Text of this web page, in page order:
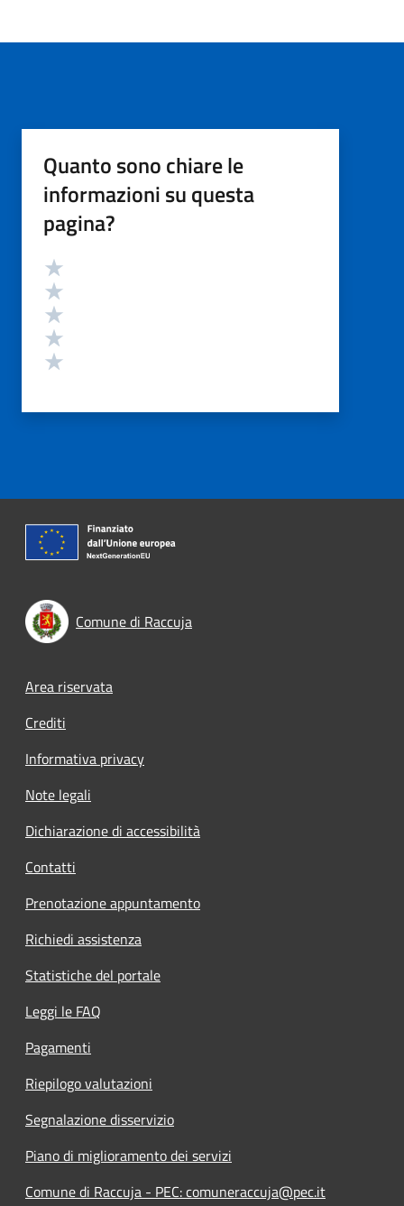
Quanto sono chiare le
informazioni su questa
pagina?
Valutazione
Comune di Raccuja
Footer menu
Area riservata
Crediti
Informativa privacy
Note legali
Dichiarazione di accessibilità
Contatti
Prenotazione appuntamento
Richiedi assistenza
Statistiche del portale
Leggi le FAQ
Pagamenti
Riepilogo valutazioni
Segnalazione disservizio
Piano di miglioramento dei servizi
Comune di Raccuja - PEC: comuneraccuja@pec.it